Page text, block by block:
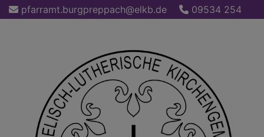
Direkt
zum
pfarramt.burgpreppach@elkb.de 09534 254